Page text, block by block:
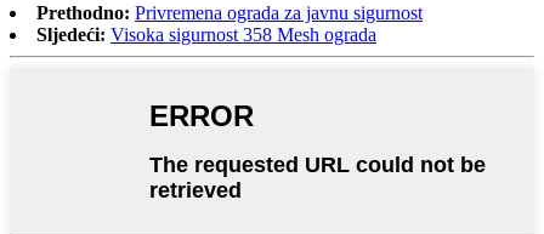
Prethodno: Privremena ograda za javnu sigurnost
Sljedeći: Visoka sigurnost 358 Mesh ograda